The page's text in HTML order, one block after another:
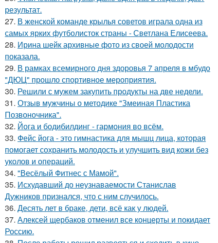
результат.
27. В женской команде крылья советов играла одна из
самых ярких футболисток страны - Светлана Елисеева.
28. Ирина шейк архивные фото из своей молодости
показала.
29. В рамках всемирного дня здоровья 7 апреля в мбудо
"ДЮЦ" прошло спортивное мероприятия.
30. Решили с мужем закупить продукты на две недели.
31. Отзыв мужчины о методике "Змеиная Пластика
Позвоночника".
32. Йога и бодибилдинг - гармония во всём.
33. Фейс йога - это гимнастика для мышц лица, которая
помогает сохранить молодость и улучшить вид кожи без
уколов и операций.
34. "Весёлый Фитнес с Мамой".
35. Исхудавший до неузнаваемости Станислав
Дужников признался, что с ним случилось.
36. Десять лет в браке, дети, всё как у людей.
37. Алексей щербаков отменил все концерты и покидает
Россию.